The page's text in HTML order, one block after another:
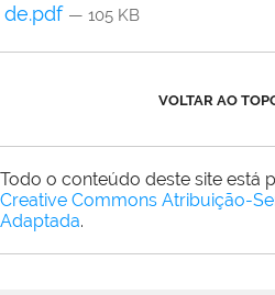
de.pdf — 105 KB
VOLTAR AO
Todo o conteúdo deste site está
Creative Commons Atribuição-
Adaptada.